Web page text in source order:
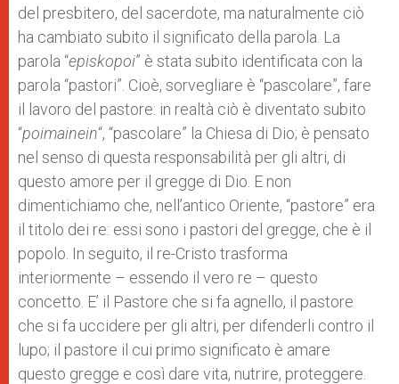
del presbitero, del sacerdote, ma naturalmente ciò
ha cambiato subito il significato della parola. La
parola “episkopoi” è stata subito identificata con la
parola “pastori”. Cioè, sorvegliare è “pascolare”, fare
il lavoro del pastore: in realtà ciò è diventato subito
“poimainein“, “pascolare” la Chiesa di Dio; è pensato
nel senso di questa responsabilità per gli altri, di
questo amore per il gregge di Dio. E non
dimentichiamo che, nell’antico Oriente, “pastore” era
il titolo dei re: essi sono i pastori del gregge, che è il
popolo. In seguito, il re-Cristo trasforma
interiormente – essendo il vero re – questo
concetto. E’ il Pastore che si fa agnello, il pastore
che si fa uccidere per gli altri, per difenderli contro il
lupo; il pastore il cui primo significato è amare
questo gregge e così dare vita, nutrire, proteggere.